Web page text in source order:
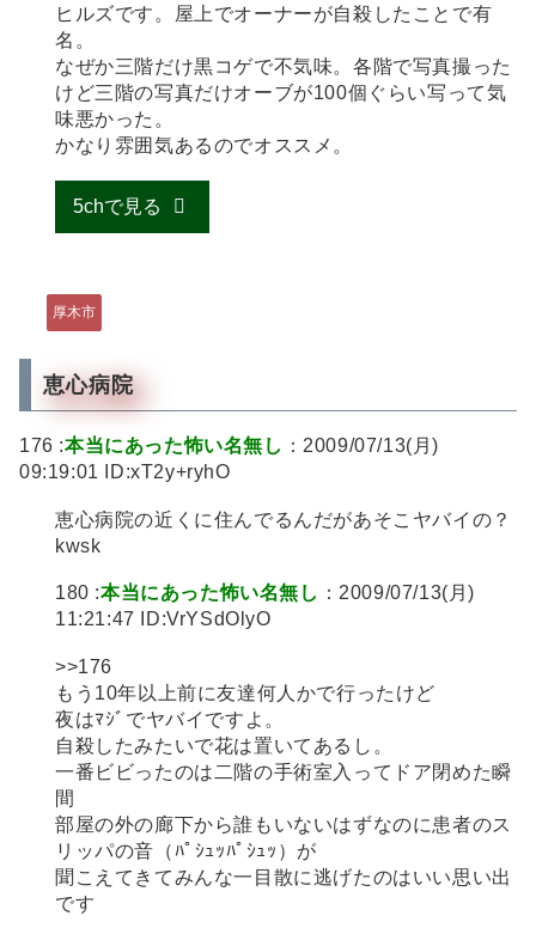
ヒルズです。屋上でオーナーが自殺したことで有
名。
なぜか三階だけ黒コゲで不気味。各階で写真撮った
けど三階の写真だけオーブが100個ぐらい写って気
味悪かった。
かなり雰囲気あるのでオススメ。
5chで見る
厚木市
恵心病院
176 :本当にあった怖い名無し ：2009/07/13(月)
09:19:01 ID:xT2y+ryhO
恵心病院の近くに住んでるんだがあそこヤバイの？
kwsk
180 :本当にあった怖い名無し ：2009/07/13(月)
11:21:47 ID:VrYSdOlyO
>>176
もう10年以上前に友達何人かで行ったけど
夜はﾏｼﾞでヤバイですよ。
自殺したみたいで花は置いてあるし。
一番ビビったのは二階の手術室入ってドア閉めた瞬
間
部屋の外の廊下から誰もいないはずなのに患者のス
リッパの音（ﾊﾟｼｭｯﾊﾟｼｭｯ）が
聞こえてきてみんな一目散に逃げたのはいい思い出
です